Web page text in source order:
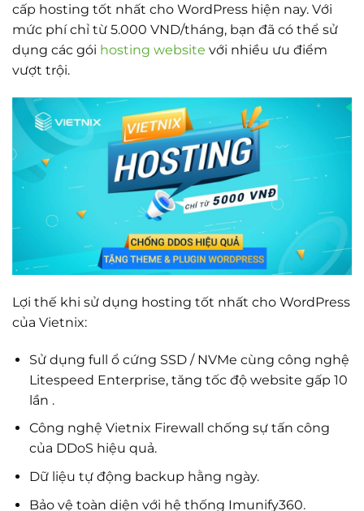
cấp hosting tốt nhất cho WordPress hiện nay. Với
mức phí chỉ từ 5.000 VND/tháng, bạn đã có thể sử
dụng các gói hosting website với nhiều ưu điểm
vượt trội.
Lợi thế khi sử dụng hosting tốt nhất cho WordPress
của Vietnix:
Sử dụng full ổ cứng SSD / NVMe cùng công nghệ
Litespeed Enterprise, tăng tốc độ website gấp 10
lần .
Công nghệ Vietnix Firewall chống sự tấn công
của DDoS hiệu quả.
Dữ liệu tự động backup hằng ngày.
Bảo vệ toàn diện với hệ thống Imunify360.